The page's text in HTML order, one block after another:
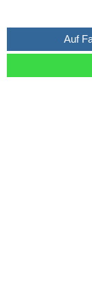
Auf